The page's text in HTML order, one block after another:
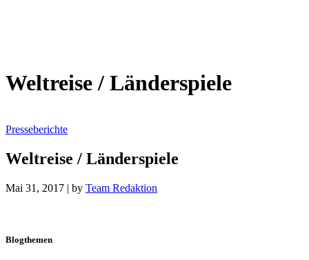
Weltreise / Länderspiele
Presseberichte
Weltreise / Länderspiele
Mai 31, 2017 | by Team Redaktion
Blogthemen